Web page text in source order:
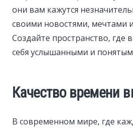
они вам кажутся
своими новостями, мечтами
Создайте пространство, где
себя услышанными и
Качество времени
В современном мире, где